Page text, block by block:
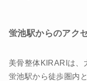
蛍池駅からのアク
美骨整体KIRARIは、
蛍池駅から徒歩圏内